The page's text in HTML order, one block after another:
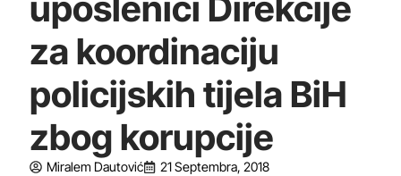
uposlenici Direkcije
za koordinaciju
policijskih tijela BiH
zbog korupcije
Miralem Dautović 21 Septembra, 2018